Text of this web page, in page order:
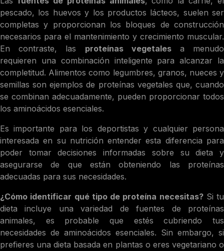
pescado, los huevos y los productos lácteos, suelen ser
completas y proporcionan los bloques de construcción
necesarios para el mantenimiento y crecimiento muscular.
En contraste, las proteínas vegetalesa menudo
requieren una combinación inteligente para alcanzar la
completitud. Alimentos como legumbres, granos, nueces y
semillas son ejemplos de proteínas vegetales que, cuando
se combinan adecuadamente, pueden proporcionar todos
los aminoácidos esenciales.
Es importante para los deportistas y cualquier persona
interesada en su nutrición entender esta diferencia para
poder tomar decisiones informadas sobre su dieta y
asegurarse de que están obteniendo las proteínas
adecuadas para sus necesidades.
¿Cómo identificar qué tipo de proteína necesitas?Si tu
dieta incluye una variedad de fuentes de proteínas
animales, es probable que estés cubriendo tus
necesidades de aminoácidos esenciales. Sin embargo, si
prefieres una dieta basada en plantas o eres vegetariano o